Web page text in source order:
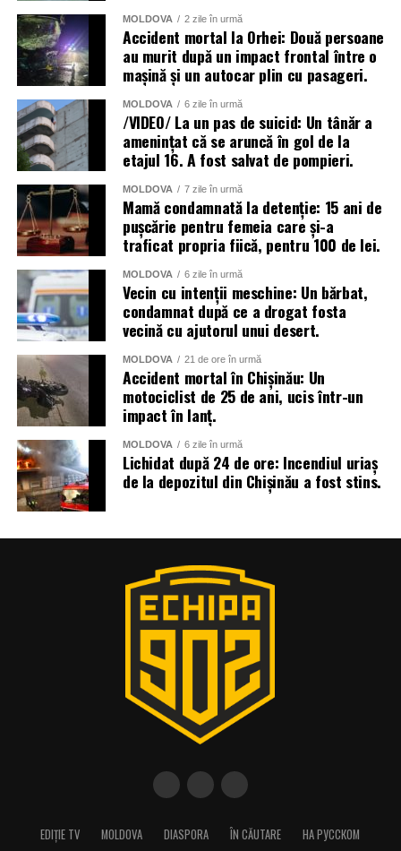
MOLDOVA 2 zile în urmă
Accident mortal la Orhei: Două persoane
au murit după un impact frontal între o
mașină și un autocar plin cu pasageri.
MOLDOVA 6 zile în urmă
/VIDEO/ La un pas de suicid: Un tânăr a
amenințat că se aruncă în gol de la
etajul 16. A fost salvat de pompieri.
MOLDOVA 7 zile în urmă
Mamă condamnată la detenție: 15 ani de
pușcărie pentru femeia care și-a
traficat propria fiică, pentru 100 de lei.
MOLDOVA 6 zile în urmă
Vecin cu intenții meschine: Un bărbat,
condamnat după ce a drogat fosta
vecină cu ajutorul unui desert.
MOLDOVA 21 de ore în urmă
Accident mortal în Chișinău: Un
motociclist de 25 de ani, ucis într-un
impact în lanț.
MOLDOVA 6 zile în urmă
Lichidat după 24 de ore: Incendiul uriaș
de la depozitul din Chișinău a fost stins.
EDIȚIE TV MOLDOVA DIASPORA ÎN CĂUTARE НА РУССКОМ